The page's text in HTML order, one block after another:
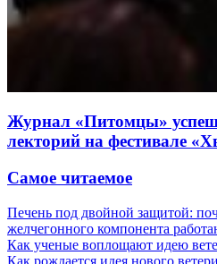
Журнал «Питомцы»
лекторий на фестивале
Самое читаемое
Печень под двойной защитой:
желчегонного компонента
Как ученые воплощают идею
Как рождается идея нового